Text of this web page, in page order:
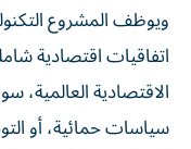
ويوظف المشروع
اتفاقيات اقتصادية
الاقتصادية
سياسات حمائية، أو